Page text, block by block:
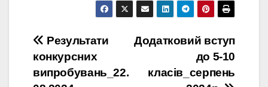
Навігація
записів
Додатковий вступ
до 5-10
класів_серпень
Результати
конкурсних
випробувань_22.